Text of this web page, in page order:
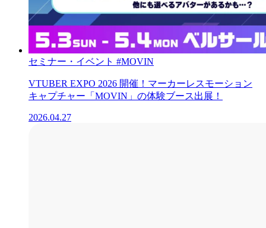
セミナー・イベント #MOVIN
VTUBER EXPO 2026 開催！マーカーレスモーション
キャプチャー「MOVIN」の体験ブース出展！
2026.04.27